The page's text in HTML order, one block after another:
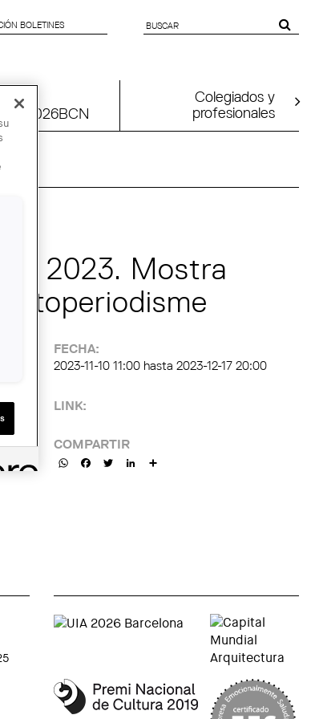
BOLETINES
FORM
UIA2026BCN
Colegiados y
profesionales
2023. Mostra
fotoperiodisme
FECHA:
2023-11-10 11:00 hasta 2023-12-17 20:00
LINK:
COMPARTIR
WhatsAppFacebookTwitterLinkedIn